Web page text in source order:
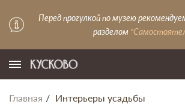
Перед прогулкой по музею
разделом
Главная Интерьеры усадьбы